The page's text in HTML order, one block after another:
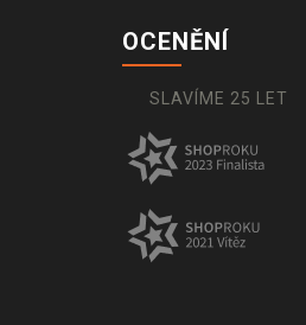
OCENĚNÍ
SLAVÍME 25 LET